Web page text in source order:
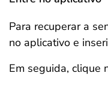
Para recuperar a
no aplicativo e
Em seguida, clique